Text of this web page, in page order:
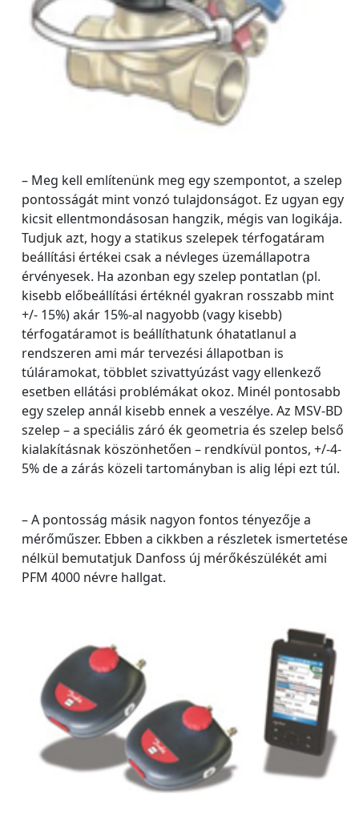
– Meg kell említenünk meg egy szempontot, a szelep
pontosságát mint vonzó tulajdonságot. Ez ugyan egy
kicsit ellentmondásosan hangzik, mégis van logikája.
Tudjuk azt, hogy a statikus szelepek térfogatáram
beállítási értékei csak a névleges üzemállapotra
érvényesek. Ha azonban egy szelep pontatlan (pl.
kisebb előbeállítási értéknél gyakran rosszabb mint
+/- 15%) akár 15%-al nagyobb (vagy kisebb)
térfogatáramot is beállíthatunk óhatatlanul a
rendszeren ami már tervezési állapotban is
túláramokat, többlet szivattyúzást vagy ellenkező
esetben ellátási problémákat okoz. Minél pontosabb
egy szelep annál kisebb ennek a veszélye. Az MSV-BD
szelep – a speciális záró ék geometria és szelep belső
kialakításnak köszönhetően – rendkívül pontos, +/-4-
5% de a zárás közeli tartományban is alig lépi ezt túl.
– A pontosság másik nagyon fontos tényezője a
mérőműszer. Ebben a cikkben a részletek ismertetése
nélkül bemutatjuk Danfoss új mérőkészülékét ami
PFM 4000 névre hallgat.